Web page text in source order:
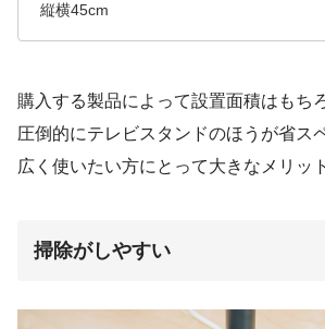
縦横45cm
購入する製品によって設置面積はもち
圧倒的にテレビスタンドのほうが省ス
広く使いたい方にとって大きなメリッ
掃除がしやすい